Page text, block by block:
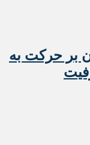
بر حرکت به